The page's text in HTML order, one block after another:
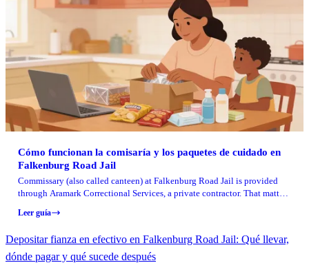
Cómo funcionan la comisaría y los paquetes de cuidado en
Falkenburg Road Jail
Commissary (also called canteen) at Falkenburg Road Jail is provided
through Aramark Correctional Services, a private contractor. That matters
run through the commissary provider’s process, not a family member
Leer guía
Depositar fianza en efectivo en Falkenburg Road Jail: Qué llevar,
dónde pagar y qué sucede después